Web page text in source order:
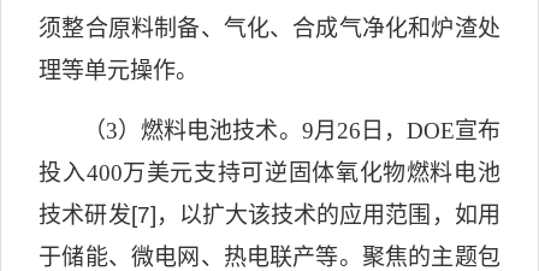
须整合原料制备、气化、合成气净化和炉渣处
理等单元操作。
（3）燃料电池技术。 9月 26 日， DOE宣布
投入400万美元支持可逆固体氧化物燃料电池
技术研发[7] ，以扩大该技术的应用范围，如用
于储能、微电网、热电联产等。聚焦的主题包